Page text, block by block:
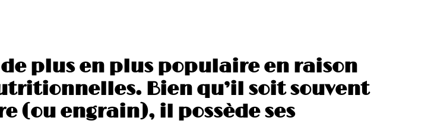
plus en plus populaire en raison
Bien qu’il soit souvent
(ou engrain), il possède ses